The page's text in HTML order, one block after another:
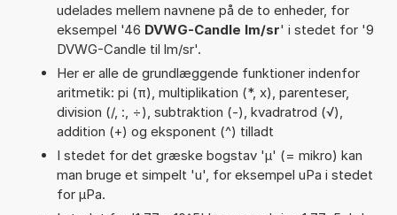
udelades mellem navnene på de to enheder, for
eksempel '46 DVWG-Candle lm/sr' i stedet for '9
DVWG-Candle til lm/sr'.
Her er alle de grundlæggende funktioner indenfor
aritmetik: pi (π), multiplikation (*, x), parenteser,
division (/, :, ÷), subtraktion (-), kvadratrod (√),
addition (+) og eksponent (^) tilladt
I stedet for det græske bogstav 'µ' (= mikro) kan
man bruge et simpelt 'u', for eksempel uPa i stedet
for µPa.